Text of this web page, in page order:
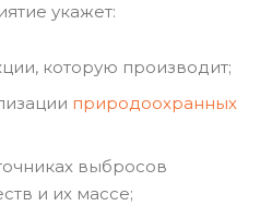
укажет:
которую производит;
природоохранных
выбросов
и их массе;